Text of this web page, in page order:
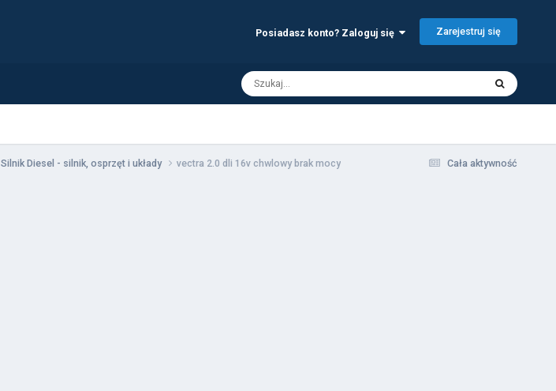
Posiadasz konto? Zaloguj się Zarejestruj się
Cała aktywność
Silnik Diesel - silnik, osprzęt i układy vectra 2.0 dli 16v chwlowy brak mocy